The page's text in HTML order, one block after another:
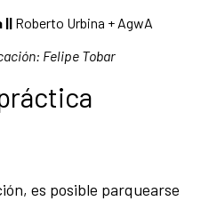
|| Roberto Urbina + AgwA
Felipe Tobar
es posible parquearse